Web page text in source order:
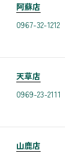
阿蘇店
0967-32-1212
天草店
0969-23-2111
山鹿店